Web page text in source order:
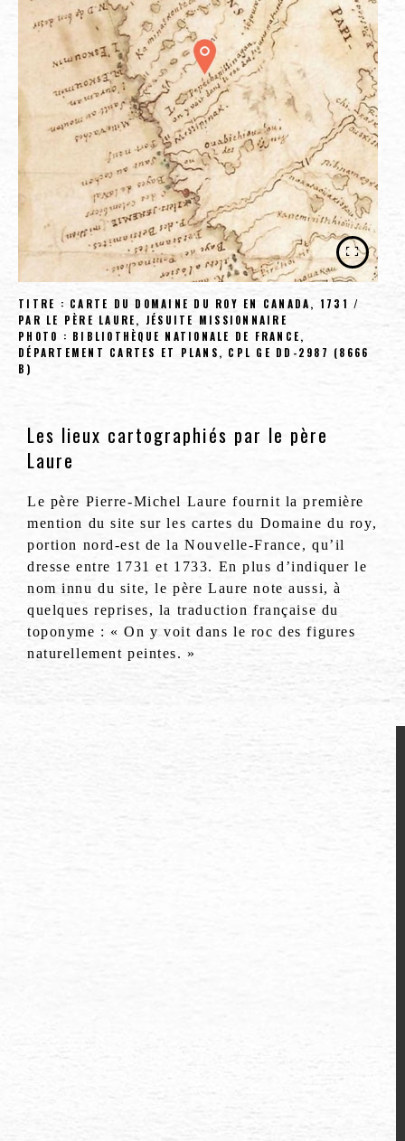
TITRE : CARTE DU DOMAINE DU ROY EN CANADA, 1731 /
PAR LE PÈRE LAURE, JÉSUITE MISSIONNAIRE
PHOTO : BIBLIOTHÈQUE NATIONALE DE FRANCE,
DÉPARTEMENT CARTES ET PLANS, CPL GE DD-2987 (8666
B)
Les lieux cartographiés par le père
Laure
Le père Pierre-Michel Laure fournit la première
mention du site sur les cartes du Domaine du roy,
portion nord-est de la Nouvelle-France, qu’il
dresse entre 1731 et 1733. En plus d’indiquer le
nom innu du site, le père Laure note aussi, à
quelques reprises, la traduction française du
toponyme : « On y voit dans le roc des figures
naturellement peintes. »